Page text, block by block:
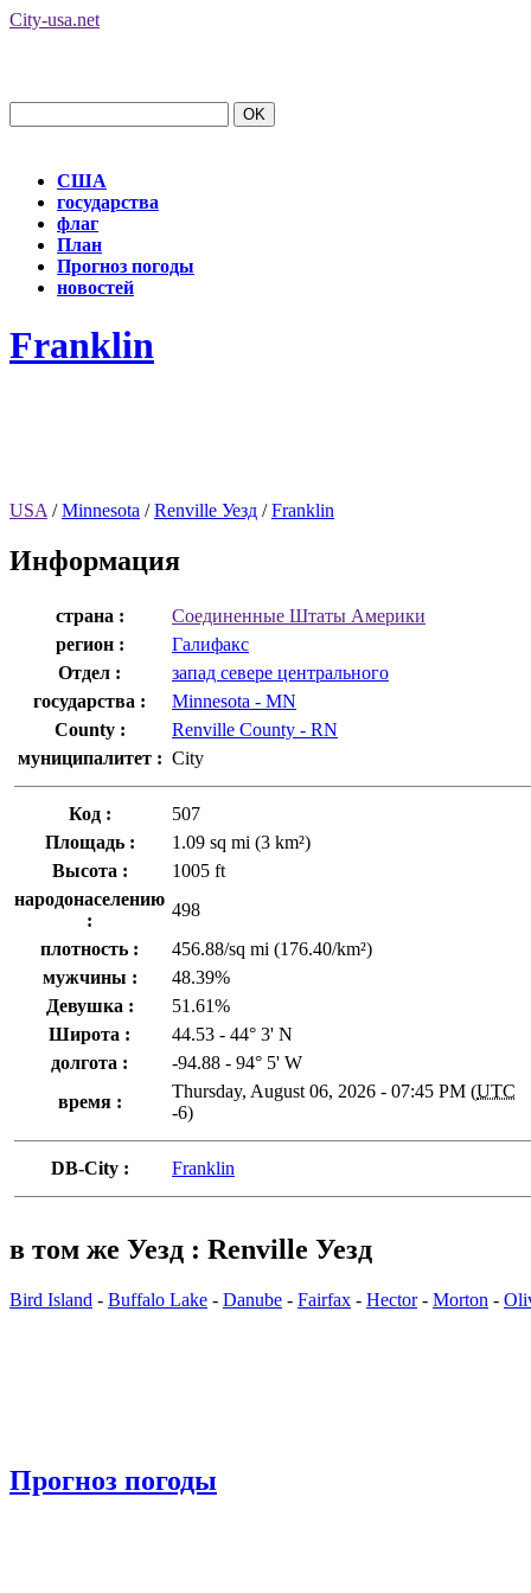
City-usa.net
США
государства
флаг
План
Прогноз погоды
новостей
Franklin
USA /Minnesota /Renville Уезд /Franklin
Информация
страна :
Соединенные Штаты Америки
регион :
Галифакс
Отдел :
запад севере центрального
государства :
Minnesota - MN
County :
Renville County - RN
муниципалитет : City
Код :
507
Площадь :
1.09 sq mi (3 km²)
Высота :
1005 ft
народонаселению
:
498
плотность :
456.88/sq mi (176.40/km²)
мужчины :
48.39%
Девушка :
51.61%
Широта :
44.53 - 44° 3' N
долгота :
-94.88 - 94° 5' W
время :
Thursday, August 06, 2026 - 07:45 PM (UTC
-6)
DB-City : Franklin
в том же Уезд : Renville Уезд
Bird Island - Buffalo Lake - Danube - Fairfax - Hector- Morton -
Прогноз погоды